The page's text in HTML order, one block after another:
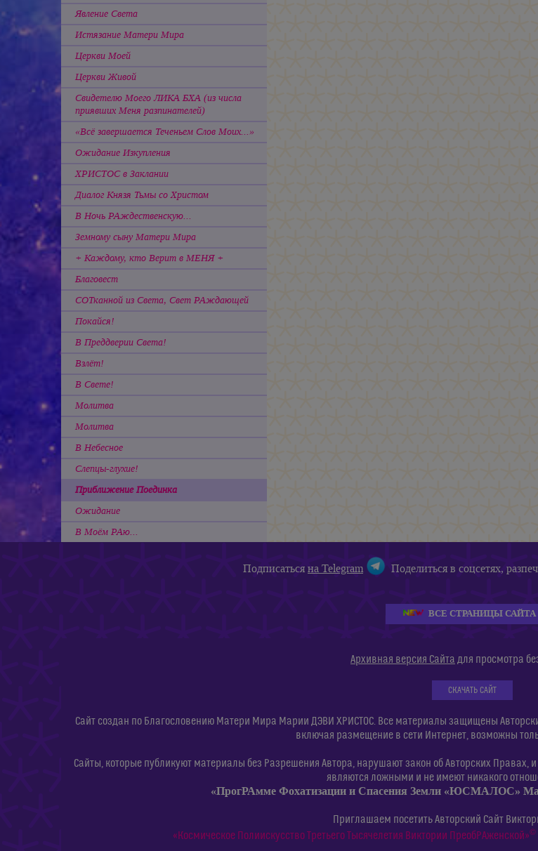
Явление Света
Истязание Матери Мира
Церкви Моей
Церкви Живой
Свидетелю Моего ЛИКА БХА (из числа
приявших Меня разпинателей)
«Всё завершается Теченьем Слов Моих...»
Ожидание Изкупления
ХРИСТОС в Заклании
Диалог Князя Тьмы со Христом
В Ночь РАждественскую...
Земному сыну Матери Мира
+ Каждому, кто Верит в МЕНЯ +
Благовест
СОТканной из Света, Свет РАждающей
Покайся!
В Преддверии Света!
Взлёт!
В Свете!
Молитва
Молитва
В Небесное
Слепцы-глухие!
Приближение Поединка
Ожидание
В Моём РАю...
Подписатьсяна Telegram Поделиться в соцсетях,
ВСЕ СТРАНИЦЫ САЙТА
Архивная версия Сайта для просмотра
СКАЧАТЬ САЙТ
Сайт создан по Благословению Матери Мира Марии ДЭВИ ХРИСТОС. Все материалы защищены
включая размещение в сети Интернет, возможны
Сайты, которые публикуют материалы без Разрешения Автора, нарушают закон об Авторских Правах,
являются ложными и не имеют никакого
«ПрогРАмме Фохатизации и Спасения Земли «ЮСМАЛОС»
Приглашаем посетить Авторский Сайт
«Космическое Полиискусство Третьего Тысячелетия Виктории ПреобРАженской»©